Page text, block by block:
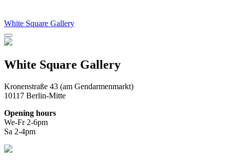
White Square Gallery
White Square Gallery
Kronenstraße 43 (am Gendarmenmarkt)
10117 Berlin-Mitte
Opening hours
We-Fr 2-6pm
Sa 2-4pm